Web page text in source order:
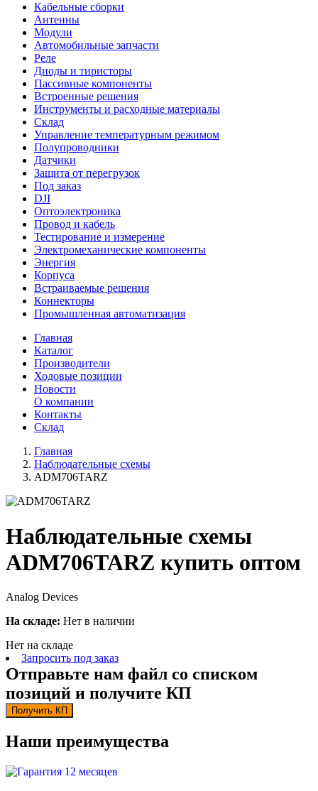
Кабельные сборки
Антенны
Модули
Автомобильные запчасти
Реле
Диоды и тиристоры
Пассивные компоненты
Встроенные решения
Инструменты и расходные материалы
Склад
Управление температурным режимом
Полупроводники
Датчики
Защита от перегрузок
Под заказ
DJI
Оптоэлектроника
Провод и кабель
Тестирование и измерение
Электромеханические компоненты
Энергия
Корпуса
Встраиваемые решения
Коннекторы
Промышленная автоматизация
Главная
Каталог
Производители
Ходовые позиции
Новости
О компании
Контакты
Склад
Главная
Наблюдательные схемы
ADM706TARZ
Наблюдательные схемы
ADM706TARZ купить оптом
Analog Devices
На складе: Нет в наличии
Нет на складе
Запросить под заказ
Отправьте нам файл со списком
позиций и получите КП
Получить КП
Наши преимущества